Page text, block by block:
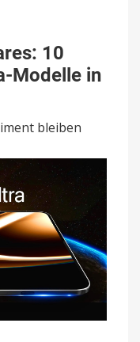
10
Modelle in
bleiben